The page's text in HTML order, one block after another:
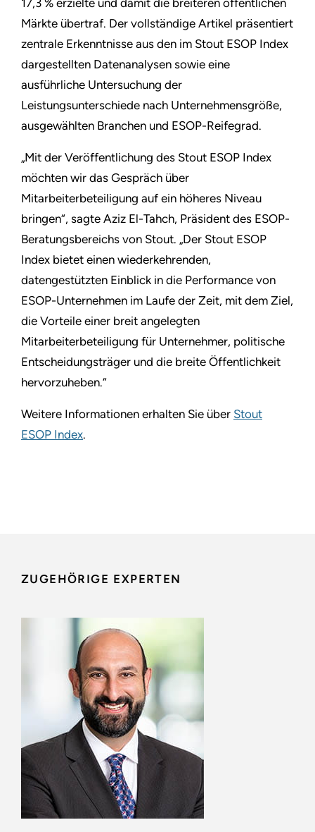
17,3 % erzielte und damit die breiteren öffentlichen
Märkte übertraf. Der vollständige Artikel präsentiert
zentrale Erkenntnisse aus den im Stout ESOP Index
dargestellten Datenanalysen sowie eine
ausführliche Untersuchung der
Leistungsunterschiede nach Unternehmensgröße,
ausgewählten Branchen und ESOP-Reifegrad.
„Mit der Veröffentlichung des Stout ESOP Index
möchten wir das Gespräch über
Mitarbeiterbeteiligung auf ein höheres Niveau
bringen“, sagte Aziz El-Tahch, Präsident des ESOP-
Beratungsbereichs von Stout. „Der Stout ESOP
Index bietet einen wiederkehrenden,
datengestützten Einblick in die Performance von
ESOP-Unternehmen im Laufe der Zeit, mit dem Ziel,
die Vorteile einer breit angelegten
Mitarbeiterbeteiligung für Unternehmer, politische
Entscheidungsträger und die breite Öffentlichkeit
hervorzuheben.“
Weitere Informationen erhalten Sie über Stout
ESOP Index.
ZUGEHÖRIGE EXPERTEN